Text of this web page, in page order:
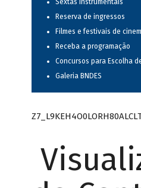
Sextas instrumentais
Reserva de ingressos
Filmes e festivais de
Receba a programação
Concursos para Escolha
Galeria BNDES